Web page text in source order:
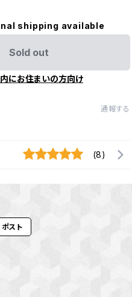
shipping available
Sold out
にお住まいの方向け
通報する
(8)
ポスト